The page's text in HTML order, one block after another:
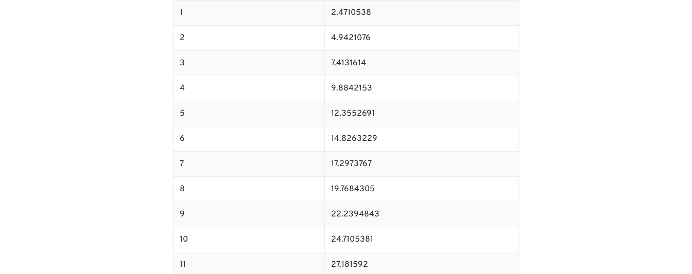
1 2.4710538
2 4.9421076
3 7.4131614
4 9.8842153
5 12.3552691
6 14.8263229
7 17.2973767
8 19.7684305
9 22.2394843
10 24.7105381
11 27.181592